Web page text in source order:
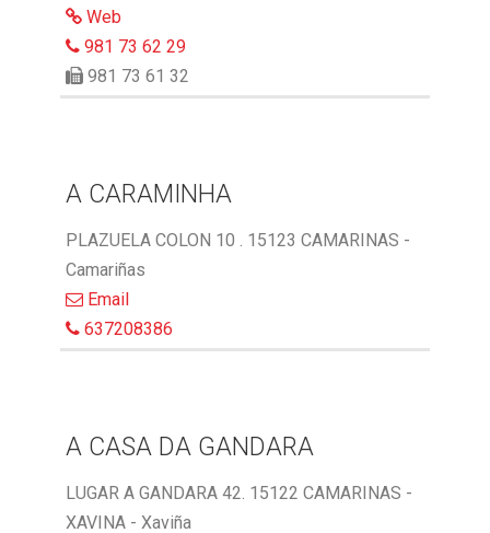
Web
981 73 62 29
981 73 61 32
A CARAMINHA
PLAZUELA COLON 10 . 15123 CAMARINAS -
Camariñas
Email
637208386
A CASA DA GANDARA
LUGAR A GANDARA 42. 15122 CAMARINAS -
XAVINA - Xaviña